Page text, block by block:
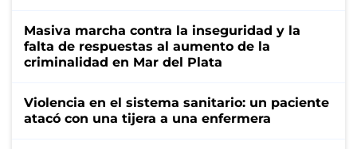
Masiva marcha contra la inseguridad y la
falta de respuestas al aumento de la
criminalidad en Mar del Plata
Violencia en el sistema sanitario: un paciente
atacó con una tijera a una enfermera